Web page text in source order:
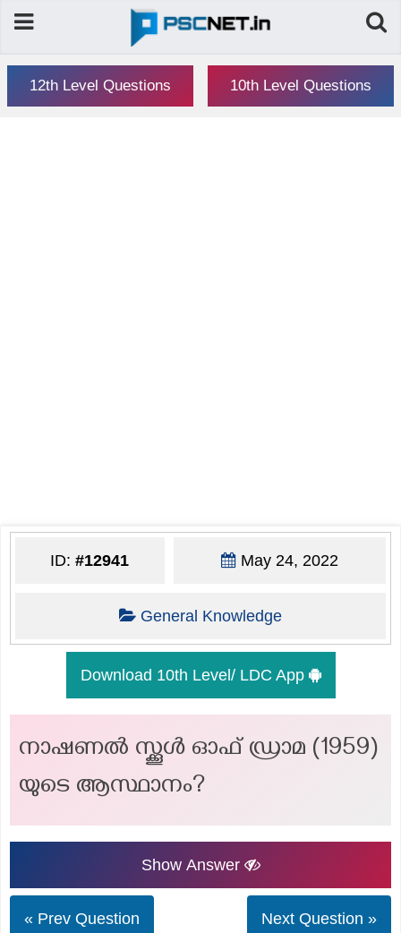
12th Level Questions 10th Level Questions
ID:#12941 May 24, 2022
General Knowledge
Download 10th Level/ LDC App
നാഷണൽ സ്ക്കൂൾ ഓഫ് ഡ്രാമ (1959)
യുടെ ആസ്ഥാനം?
Show Answer
« Prev Question Next Question »